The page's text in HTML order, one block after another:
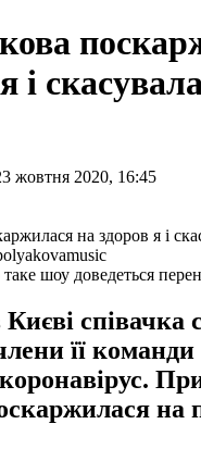
і
жовтня 2020, 16:45
шоу доведеться
співачка
її команди
на